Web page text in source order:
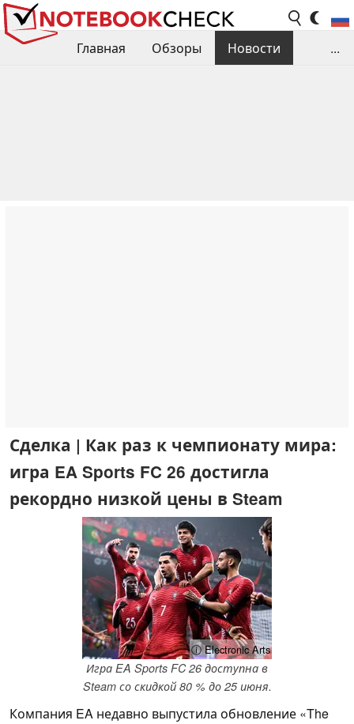
Главная Обзоры
Новости
...
Сделка | Как раз к чемпионату мира:
игра EA Sports FC 26 достигла
рекордно низкой цены в Steam
ⓘ Electronic Arts
Игра EA Sports FC 26 доступна в
Steam со скидкой 80 % до 25 июня.
Компания EA недавно выпустила обновление «The